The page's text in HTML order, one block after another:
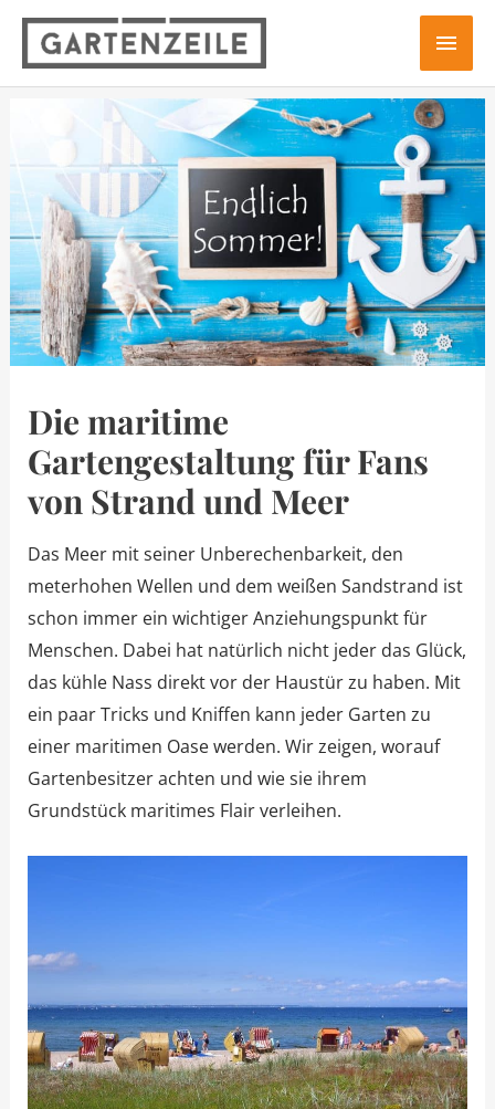
Zum
Inhalt
Die maritime
Gartengestaltung für Fans
von Strand und Meer
Das Meer mit seiner Unberechenbarkeit, den
meterhohen Wellen und dem weißen Sandstrand ist
schon immer ein wichtiger Anziehungspunkt für
Menschen. Dabei hat natürlich nicht jeder das Glück,
das kühle Nass direkt vor der Haustür zu haben. Mit
ein paar Tricks und Kniffen kann jeder Garten zu
einer maritimen Oase werden. Wir zeigen, worauf
Gartenbesitzer achten und wie sie ihrem
Grundstück maritimes Flair verleihen.